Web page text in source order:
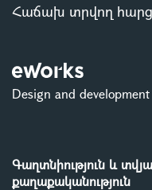
Հաճախ տրվող
Design and
Գաղտնիություն և
քաղաքականություն